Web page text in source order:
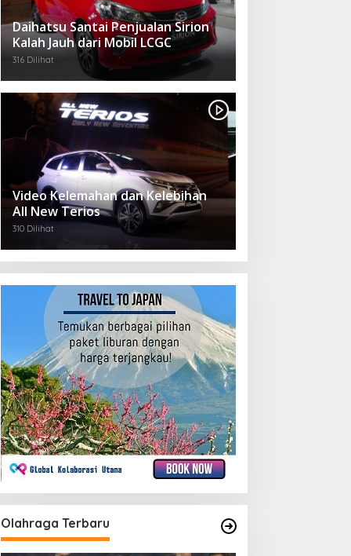
Daihatsu Santai Penjualan Sirion
Kalah Jauh dari Mobil LCGC
316 Dilihat
Video Kelemahan dan Kelebihan
All New Terios
310 Dilihat
Olahraga Terbaru